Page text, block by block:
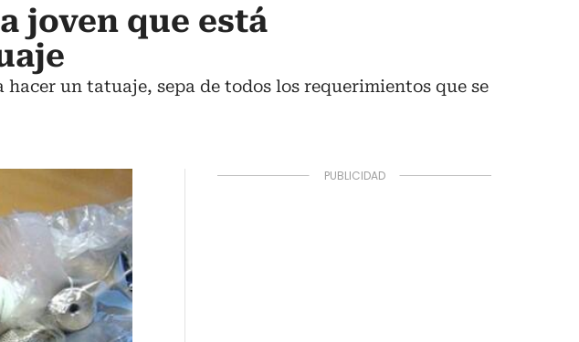
joven que está
un tatuaje, sepa de todos los requerimientos que se